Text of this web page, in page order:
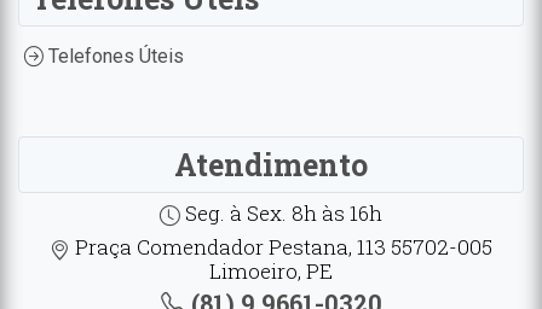
Telefones Úteis
Atendimento
Seg. à Sex. 8h às 16h
Praça Comendador Pestana, 113 55702-005
Limoeiro, PE